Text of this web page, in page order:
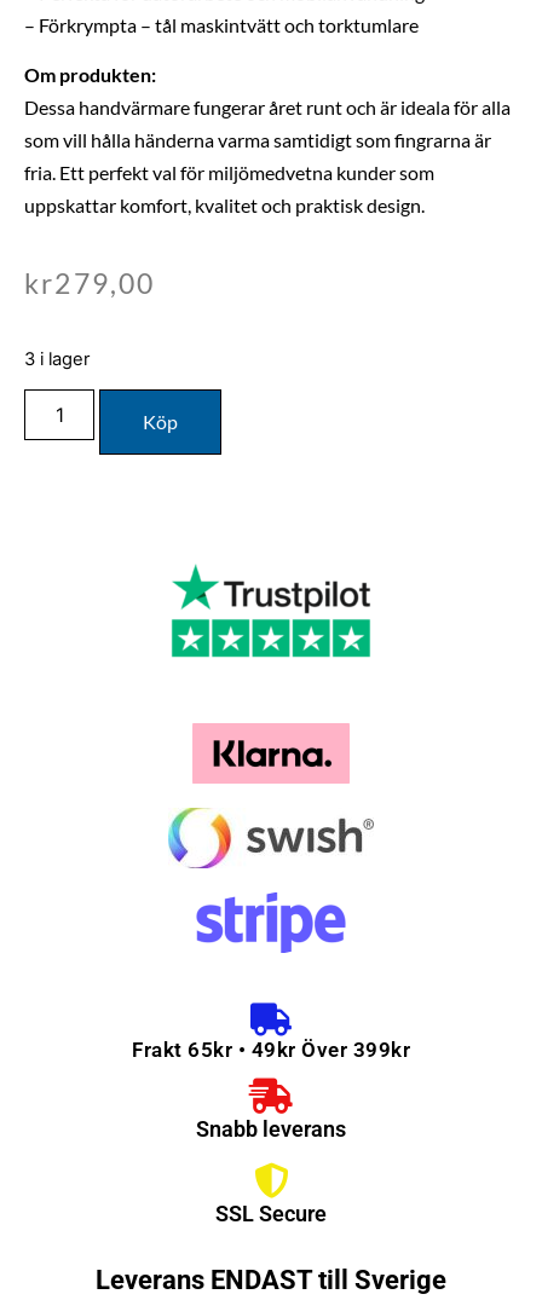
– Förkrympta – tål maskintvätt och torktumlare
Om produkten:
Dessa handvärmare fungerar året runt och är ideala för alla
som vill hålla händerna varma samtidigt som fingrarna är
fria. Ett perfekt val för miljömedvetna kunder som
uppskattar komfort, kvalitet och praktisk design.
kr279,00
3 i lager
Köp
Frakt 65kr • 49kr Över 399kr
Snabb leverans
SSL Secure
Leverans ENDAST till Sverige